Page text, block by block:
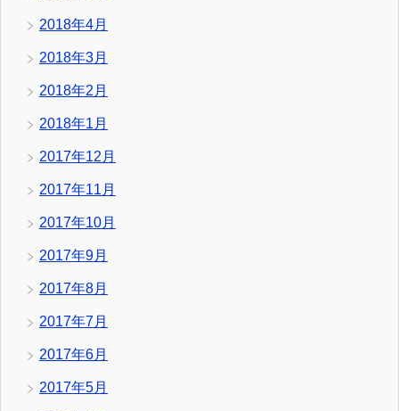
2018年4月
2018年3月
2018年2月
2018年1月
2017年12月
2017年11月
2017年10月
2017年9月
2017年8月
2017年7月
2017年6月
2017年5月